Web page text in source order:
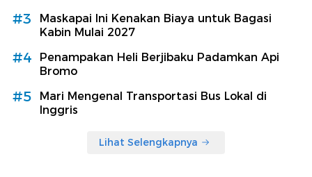
#3
Maskapai Ini Kenakan Biaya untuk Bagasi
Kabin Mulai 2027
#4
Penampakan Heli Berjibaku Padamkan Api
Bromo
#5
Mari Mengenal Transportasi Bus Lokal di
Inggris
Lihat Selengkapnya